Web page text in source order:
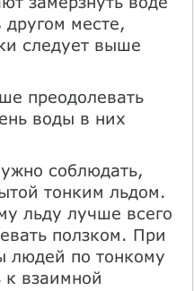
месте,
следует выше
преодолевать
воды в них
соблюдать,
тонким льдом.
льду лучше всего
ползком. При
людей по тонкому
к взаимной